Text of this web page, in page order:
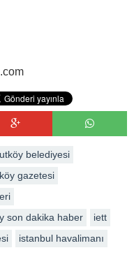
belediyesi
gazetesi
son dakika haber
iett
istanbul havalimanı